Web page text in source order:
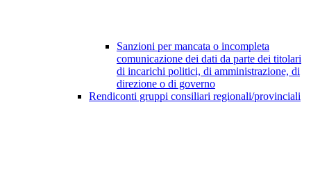
Sanzioni per mancata o incompleta
comunicazione dei dati da parte dei titolari
di incarichi politici, di amministrazione, di
direzione o di governo
Rendiconti gruppi consiliari regionali/provinciali